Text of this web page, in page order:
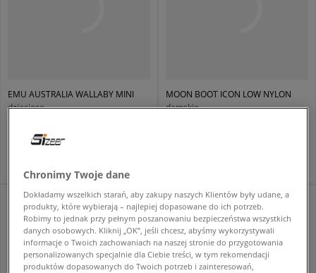
EMU AUSTRALIA WALLABY MINI
dziecięce
359,99 zł - najniższa cena
MOON BOOT ICON LOW NYLON
damskie
Chronimy Twoje dane
Dokładamy wszelkich starań, aby zakupy naszych Klientów były udane, a
produkty, które wybierają – najlepiej dopasowane do ich potrzeb.
Robimy to jednak przy pełnym poszanowaniu bezpieczeństwa wszystkich
danych osobowych. Kliknij „OK”, jeśli chcesz, abyśmy wykorzystywali
informacje o Twoich zachowaniach na naszej stronie do przygotowania
personalizowanych specjalnie dla Ciebie treści, w tym rekomendacji
produktów dopasowanych do Twoich potrzeb i zainteresowań,